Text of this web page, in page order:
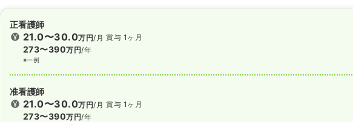
正看護師
21.0〜30.0万円/月
273〜390万円/年
※一例
賞与 1ヶ月
准看護師
21.0〜30.0万円/月
273〜390万円/年
賞与 1ヶ月